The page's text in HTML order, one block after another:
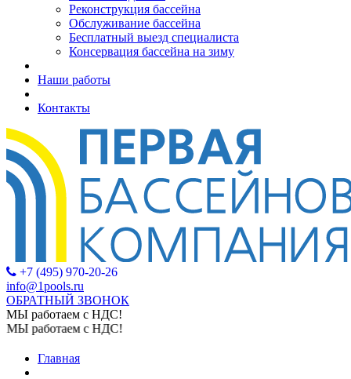
Реконструкция бассейна
Обслуживание бассейна
Бесплатный выезд специалиста
Консервация бассейна на зиму
Наши работы
Контакты
+7 (495) 970-20-26
info@1pools.ru
ОБРАТНЫЙ ЗВОНОК
МЫ работаем с НДС!
Главная